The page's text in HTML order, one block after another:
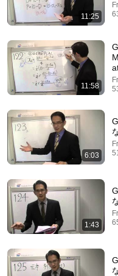
G1 経済学と経済学
にわかる
FreeLearninGorg
ッキにわかる
FreeLearninGorg
11:25
11:58
6:03
1:43